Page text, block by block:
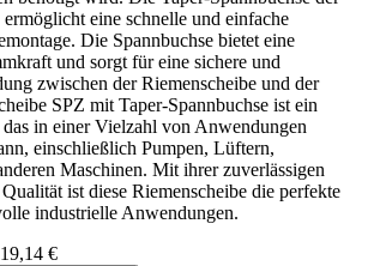
eine schnelle und einfache
Die Spannbuchse bietet eine
und sorgt für eine sichere und
zwischen der Riemenscheibe und der
SPZ mit Taper-Spannbuchse ist ein
in einer Vielzahl von Anwendungen
einschließlich Pumpen, Lüftern,
Maschinen. Mit ihrer zuverlässigen
ist diese Riemenscheibe die perfekte
industrielle Anwendungen.
19,14 €